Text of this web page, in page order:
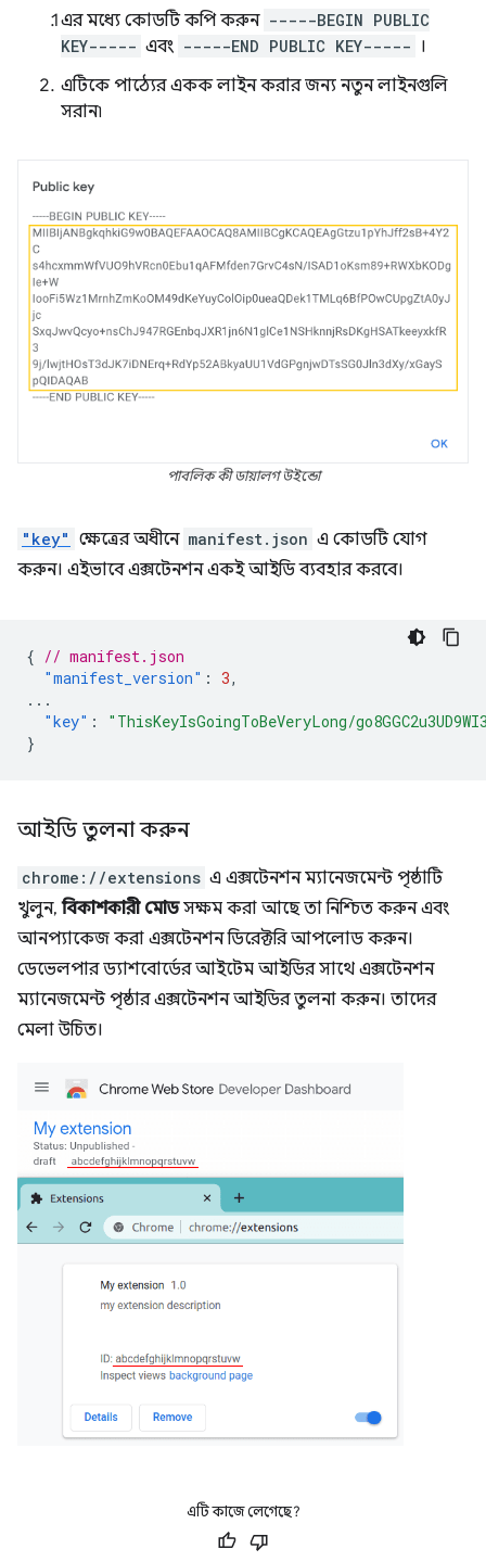
এর মধ্যে কোডটি কপি করুন -----BEGIN PUBLIC
KEY----- এবং -----END PUBLIC KEY----- ।
এটিকে পাঠ্যের একক লাইন করার জন্য নতুন লাইনগুলি
সরান৷
পাবলিক কী ডায়ালগ উইন্ডো
"key" ক্ষেত্রের অধীনে manifest.json এ কোডটি যোগ
করুন। এইভাবে এক্সটেনশন একই আইডি ব্যবহার করবে।
{ // manifest.json
"manifest_version" : 3,
...
"key" :
"ThisKeyIsGoingToBeVeryLong/
}
আইডি তুলনা করুন
chrome://extensions এ এক্সটেনশন ম্যানেজমেন্ট পৃষ্ঠাটি
খুলুন,বিকাশকারী মোডসক্ষম করা আছে তা নিশ্চিত করুন এবং
আনপ্যাকেজ করা এক্সটেনশন ডিরেক্টরি আপলোড করুন।
ডেভেলপার ড্যাশবোর্ডের আইটেম আইডির সাথে এক্সটেনশন
ম্যানেজমেন্ট পৃষ্ঠার এক্সটেনশন আইডির তুলনা করুন। তাদের
মেলা উচিত।
এটি কাজে লেগেছে?